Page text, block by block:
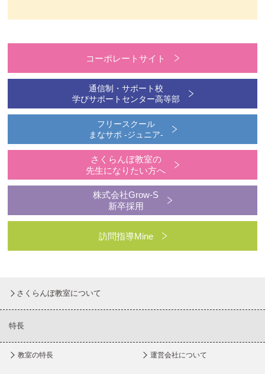
コーポレートサイト
通信制・サポート校
学びサポートセンター高等部
フリースクール
まなサポ -ジュニア-
さくらんぼ教室の
先生になりたい方へ
株式会社Grow-S
新卒採用
訪問指導Mine
さくらんぼ教室について
特長
教室の特長 運営会社について